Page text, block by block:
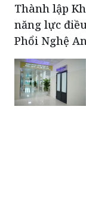
Thành lập
năng lực
Phổi Nghệ